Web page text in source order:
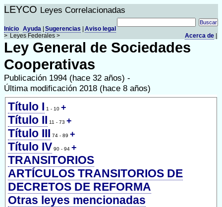
LEYCO Leyes Correlacionadas
Aviso legal
Sugerencias
Ayuda
Acerca de
Inicio
> Leyes Federales >
Ley General de Sociedades
Cooperativas
Publicación 1994 (hace 32 años) -
Última modificación 2018 (hace 8 años)
Título I 1 - 10 +
Título II 11 - 73 +
Título III 74 - 89 +
Título IV 90 - 94 +
TRANSITORIOS
ARTÍCULOS TRANSITORIOS DE
DECRETOS DE REFORMA
Otras leyes mencionadas